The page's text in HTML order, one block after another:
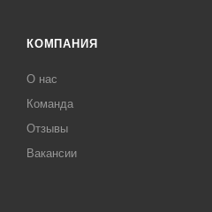
КОМПАНИЯ
О нас
Команда
Отзывы
Вакансии